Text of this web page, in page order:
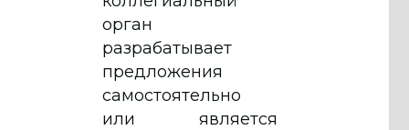
орган
разрабатывает
предложения
самостоятельно
или является